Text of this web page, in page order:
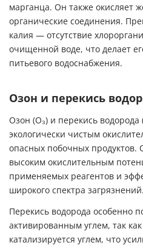
марганца. Он также окисляет
органические соединения.
калия — отсутствие
очищенной воде, что делает
питьевого водоснабжения.
Озон и перекись
Озон (O₃) и перекись водорода
экологически чистым
опасных побочных продуктов.
высоким окислительным
применяемых реагентов и
широкого спектра загрязнений.
Перекись водорода особенно
активированным углем, так
катализируется углем, что